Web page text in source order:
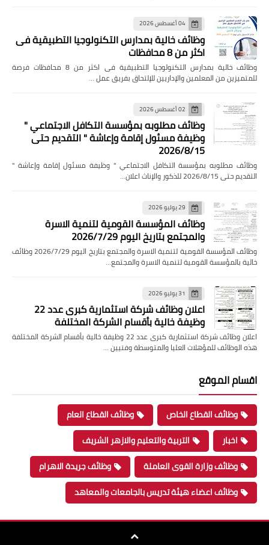
04 أغسطس 2026
وظائف خالية بمدارس التكنولوجيا التطبيقية فى
اكثر من 8 محافظات
وظائف خالية بمدارس التكنولوجيا التطبيقية فى اكثر من 8 محافظات فرصة
للمتميزين من المعلمين والإداريين للإلتحاق بفريق عمل …
02 أغسطس 2026
وظائف مطلوبه بمؤسسة التكافل الاجتماعي "
وظيفة مسئول إقامة وإعاشة " التقديم حتى
2026/8/15
وظائف مطلوبه بمؤسسة التكافل الاجتماعي " وظيفة مسئول إقامة وإعاشة "
التقديم حتى 2026/8/15 للذكور والإناث اعلان…
29 يوليو 2026
وظائف المؤسسة القومية لتنمية الاسرة
والمجتمع بتاريخ اليوم 2026/7/29
وظائف المؤسسة القومية لتنمية الاسرة والمجتمع بتاريخ اليوم 2026/7/29 وظائف
خالية بالمؤسسة القومية لتنمية الاسرة والمجتمع…
31 يوليو 2026
اعلان وظائف شركة استثمارية كبرى عدد 22
وظيفة خالية بأقسام الشركة المختلفة
اعلان وظائف شركة استثمارية كبرى عدد 22 وظيفة خالية بأقسام الشركة المختلفة
هذه الوظائف للمؤهلات العليا والمتوسطة وفنيين …
اقسام الموقع
وظائف القطاع الخاص
وظائف القطاع العام
اخبار
التربية والتعليم والازهر الشريف
وظائف وزارة القوى العاملة
وظائف جريدة الاهرام
وظائف اعضاء هيئة تدريس بالجامعات والمعاهد